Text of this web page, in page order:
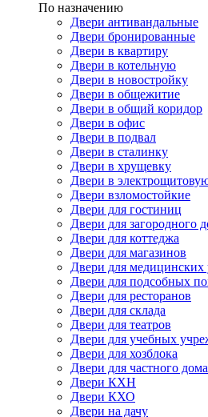
По назначению
Двери антивандальные
Двери бронированные
Двери в квартиру
Двери в котельную
Двери в новостройку
Двери в общежитие
Двери в общий коридор
Двери в офис
Двери в подвал
Двери в сталинку
Двери в хрущевку
Двери в
Двери взломостойкие
Двери для гостиниц
Двери для загородного
Двери для коттеджа
Двери для магазинов
Двери для медицинских
Двери для подсобных
Двери для ресторанов
Двери для склада
Двери для театров
Двери для учебных
Двери для хозблока
Двери для частного дома
Двери КХН
Двери КХО
Двери на дачу